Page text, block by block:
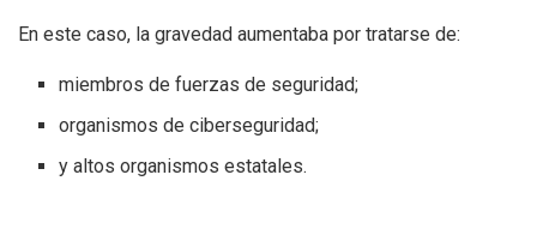
En este caso, la gravedad aumentaba por tratarse de:
miembros de fuerzas de seguridad;
organismos de ciberseguridad;
y altos organismos estatales.